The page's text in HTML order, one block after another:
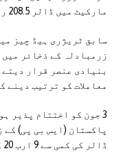
مارکیٹ میں ڈالر 208.5 روپے پر پہنچ گیا۔
سابق ٹریژری ہیڈ چیز
زرمبادلہ کے ذخائر
بنیادی عنصر قرار
معاملات کو ترتیب دینے
3 جون کو اختتام پذیر
ڈالر کی کمی سے 9 ارب 20 کروڑ ڈالر رہ گئے۔